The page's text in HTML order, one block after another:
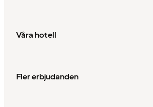
Våra hotell
Fler erbjudanden